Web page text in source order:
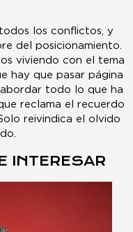
los conflictos, y
del posicionamiento.
viviendo con el tema
hay que pasar página
todo lo que ha
reclama el recuerdo
reivindica el olvido
INTERESAR